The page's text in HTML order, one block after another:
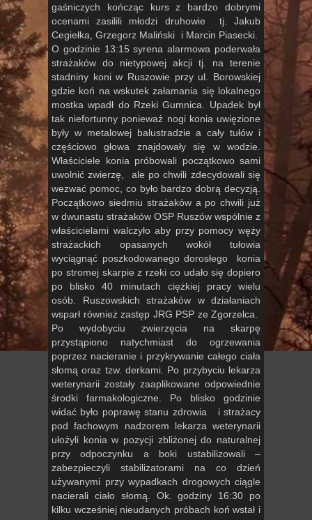
gaśniczych kończąc kurs z bardzo dobrymi
ocenami zasilili młodzi druhowie tj. Jakub
Cegiełka, Grzegorz Maliński i Marcin Piasecki.
O godzinie 13:15 syrena alarmowa poderwała
strażaków do nietypowej akcji tj. na terenie
stadniny koni w Ruszowie przy ul. Borowskiej
gdzie koń na wskutek załamania się lokalnego
mostka wpadł do Rzeki Gumnica. Upadek był
tak niefortunny ponieważ nogi konia uwięzione
były w metalowej balustradzie a cały tułów i
częściowo głowa znajdowały się w wodzie.
Właściciele konia próbowali początkowo sami
uwolnić zwierzę, ale po chwili zdecydowali się
wezwać pomoc, co było bardzo dobrą decyzją.
Początkowo siedmiu strażaków a po chwili już
w dwunastu strażaków OSP Ruszów wspólnie z
właścicielami walczyło aby przy pomocy węży
strażackich opasanych wokół tułowia
wyciągnąć poszkodowanego dorosłego konia
po stromej skarpie z rzeki co udało się dopiero
po blisko 40 minutach ciężkiej pracy wielu
osób. Ruszowskich strażaków w działaniach
wsparł również zastęp JRG PSP ze Zgorzelca.
Po wydobyciu zwierzęcia na skarpę
przystąpiono natychmiast do ogrzewania
poprzez nacieranie i przykrywanie całego ciała
słomą oraz tzw. derkami. Po przybyciu lekarza
weterynarii zostały zaaplikowane odpowiednie
środki farmakologiczne. Po blisko godzinie
widać było poprawę stanu zdrowia i strażacy
pod fachowym nadzorem lekarza weterynarii
ułożyli konia w pozycji zbliżonej do naturalnej
przy odpoczynku a boki ustabilizowali –
zabezpieczyli stabilizatorami na co dzień
używanymi przy wypadkach drogowych ciągle
nacierali ciało słomą. Ok. godziny 16:30 po
kilku wcześniej nieudanych próbach koń wstał i